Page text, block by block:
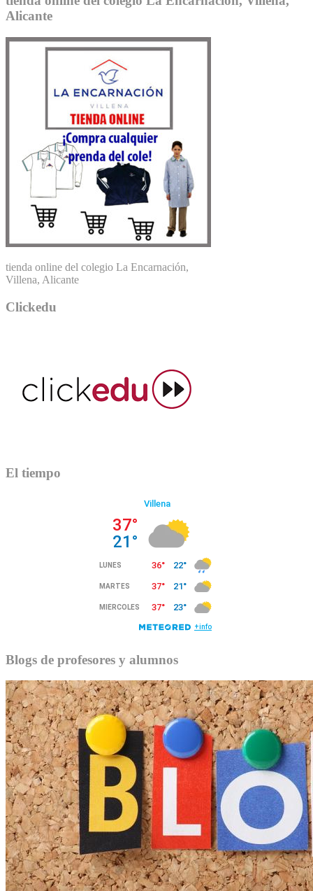
Alicante
tienda online del colegio La Encarnación,
Villena, Alicante
Clickedu
El tiempo
Blogs de profesores y alumnos